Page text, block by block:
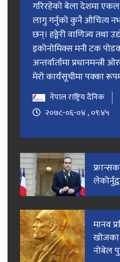
गरिरहेको बेला देशमा एकल
लागु गर्नुको कुनै औचित्य
छन्। हङ्गेरी वाणिज्य तथा
इकोनोमिक्स मनी टक
अन्तर्वार्तामा
मेरो कार्यसूचीमा पक्का
नेपाल राष्ट्रिय दैनिक
२०७८-०६-०४ , ०९:४५
मानव
खोजका
नोबेल